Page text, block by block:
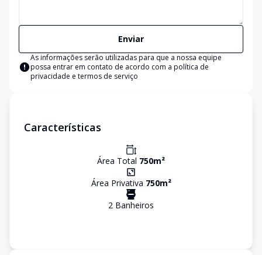
Enviar
As informações serão utilizadas para que a nossa equipe
possa entrar em contato de acordo com a política de
privacidade e termos de serviço
Características
Área Total 750m²
Área Privativa 750m²
2 Banheiros